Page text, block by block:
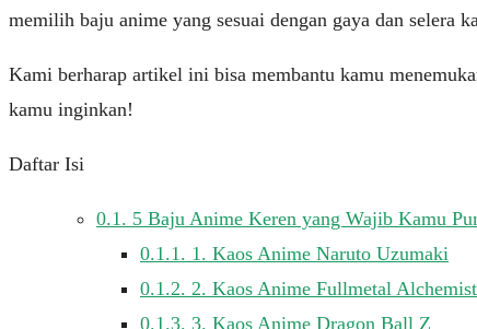
memilih baju anime yang sesuai dengan gaya dan selera
Kami berharap artikel ini bisa membantu kamu
kamu inginkan!
Daftar Isi
0.1. 5 Baju Anime Keren yang Wajib Kamu
0.1.1. 1. Kaos Anime Naruto Uzumaki
0.1.2. 2. Kaos Anime Fullmetal Alchemist
0.1.3. 3. Kaos Anime Dragon Ball Z